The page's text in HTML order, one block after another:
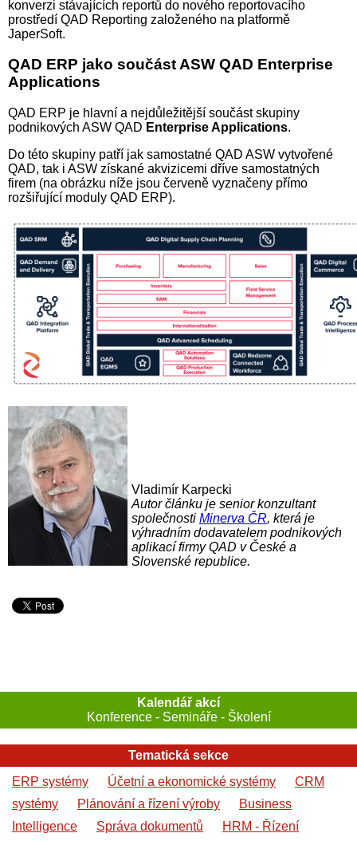
konverzi stávajících reportů do nového reportovacího
prostředí QAD Reporting založeného na platformě
JaperSoft.
QAD ERP jako součást ASW QAD Enterprise
Applications
QAD ERP je hlavní a nejdůležitější součást skupiny
podnikových ASW QAD Enterprise Applications.
Do této skupiny patří jak samostatné QAD ASW vytvořené
QAD, tak i ASW získané akvizicemi dříve samostatných
firem (na obrázku níže jsou červeně vyznačeny přímo
rozšiřující moduly QAD ERP).
Vladimír Karpecki
Autor článku je senior konzultant
společnosti Minerva ČR, která je
výhradním dodavatelem podnikových
aplikací firmy QAD v České a
Slovenské republice.
Kalendář akcí
Konference - Semináře - Školení
Tematická sekce
ERP systémy
Účetní a ekonomické systémy
CRM
systémy
Plánování a řízení výroby
Business
Intelligence
Správa dokumentů
HRM - Řízení